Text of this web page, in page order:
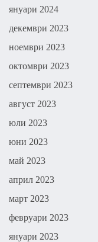
януари 2024
декември 2023
ноември 2023
октомври 2023
септември 2023
август 2023
юли 2023
юни 2023
май 2023
април 2023
март 2023
февруари 2023
януари 2023